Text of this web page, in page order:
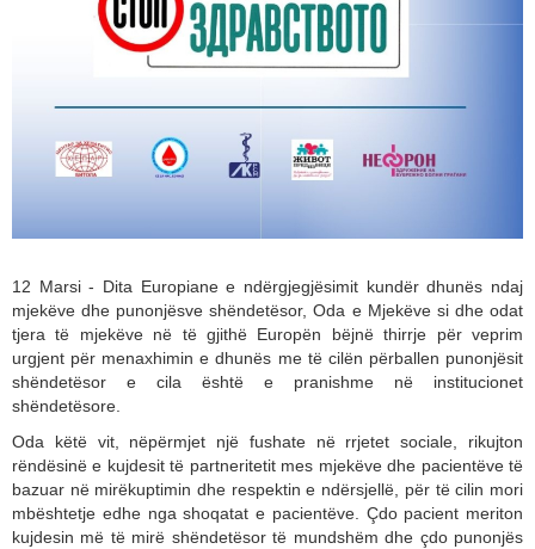
12 Marsi - Dita Europiane e ndërgjegjësimit kundër dhunës ndaj
mjekëve dhe punonjësve shëndetësor, Oda e Mjekëve si dhe odat
tjera të mjekëve në të gjithë Europën bëjnë thirrje për veprim
urgjent për menaxhimin e dhunës me të cilën përballen punonjësit
shëndetësor e cila është e pranishme në institucionet
shëndetësore.
Oda këtë vit, nëpërmjet një fushate në rrjetet sociale, rikujton
rëndësinë e kujdesit të partneritetit mes mjekëve dhe pacientëve të
bazuar në mirëkuptimin dhe respektin e ndërsjellë, për të cilin mori
mbështetje edhe nga shoqatat e pacientëve. Çdo pacient meriton
kujdesin më të mirë shëndetësor të mundshëm dhe çdo punonjës